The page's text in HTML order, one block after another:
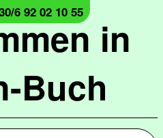
in
Buch
6 92 02 10 55